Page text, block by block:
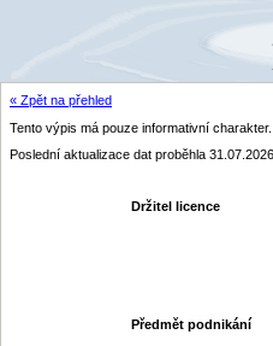
« Zpět na přehled
Tento výpis má pouze informativní
Poslední aktualizace dat proběhla
Držitel licence
Předmět podnikání